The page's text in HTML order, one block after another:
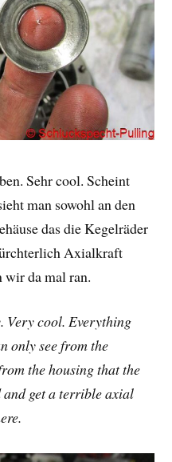
Sehr cool. Scheint
man sowohl an den
das die Kegelräder
Axialkraft
wir da mal ran.
Very cool. Everything
only see from the
the housing that the
and get a terrible axial